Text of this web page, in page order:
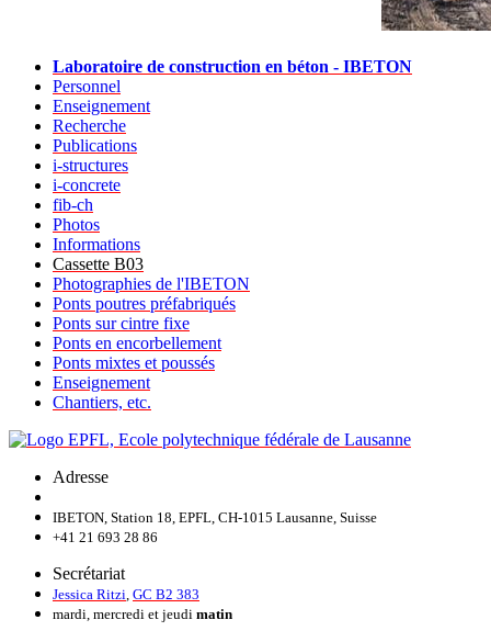
Laboratoire de construction en béton - IBETON
Personnel
Enseignement
Recherche
Publications
i-structures
i-concrete
fib-ch
Photos
Informations
Cassette B03
Photographies de l'IBETON
Ponts poutres préfabriqués
Ponts sur cintre fixe
Ponts en encorbellement
Ponts mixtes et poussés
Enseignement
Chantiers, etc.
Adresse
IBETON, Station 18, EPFL, CH-1015 Lausanne, Suisse
+41 21 693 28 86
Secrétariat
Jessica Ritzi GC B2 383
mardi, mercredi et jeudi matin